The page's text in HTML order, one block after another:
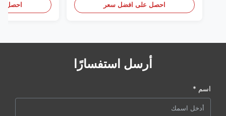
احصل على افضل سعر احصل
أرسل استفسارًا
اسم *